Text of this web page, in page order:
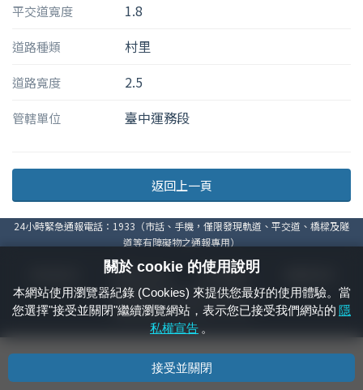
平交道寬度 1.8
道路種類 村里
道路寬度 2.5
管轄單位 臺中運務段
返回上一頁
24小時緊急通報電話：1933（市話、手機，僅限發現軌道、平交道、橋樑及隧
道等有障礙物之通報專用）
資通安全政策 著作權聲明
國營臺灣鐵路股份有限公司 © 版權所有
本頁產生時間： 2026/08/06 17:28:41
關於 cookie 的使用說明
本網站使用瀏覽器紀錄 (Cookies) 來提供您最好的使用體驗。當
您選擇"接受並關閉"繼續瀏覽網站，表示您已接受我們網站的 隱
私權宣告 。
接受並關閉